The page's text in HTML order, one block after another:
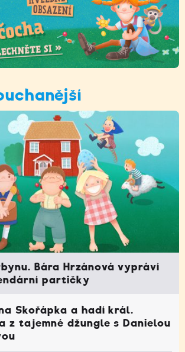
Bára Hrzánová vypráví
partičky
Skořápka a hadí král.
z tajemné džungle s Danielou